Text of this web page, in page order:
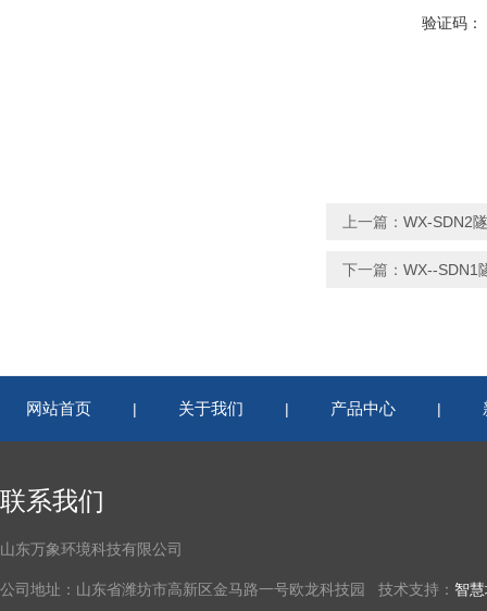
验证码：
上一篇： WX-SDN2
下一篇： WX--SDN1
网站首页 | 关于我们 | 产品中心 |
联系我们
山东万象环境科技有限公司
公司地址：山东省潍坊市高新区金马路一号欧龙科技园 技术支持： 智